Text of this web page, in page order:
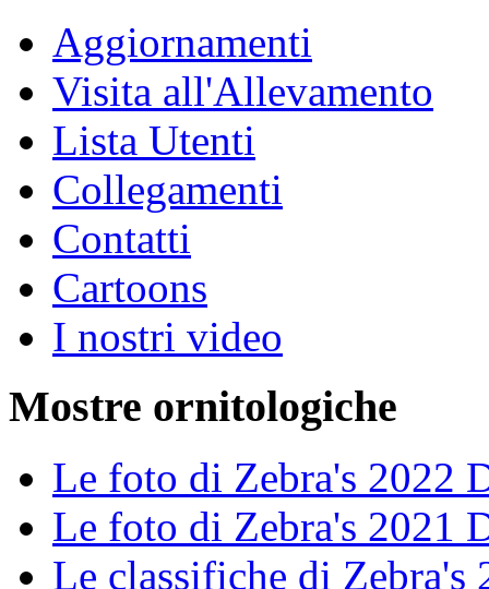
Aggiornamenti
Visita all'Allevamento
Lista Utenti
Collegamenti
Contatti
Cartoons
I nostri video
Mostre ornitologiche
Le foto di Zebra's 2022
Le foto di Zebra's 2021
Le classifiche di Zebra's